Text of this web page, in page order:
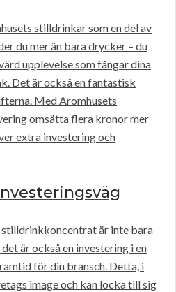
stilldrinkar som en del av
du mer än bara drycker – du
upplevelse som fångar dina
Det är också en fantastisk
Med Aromhusets
omsätta flera kronor mer
extra investering och
är inte bara
är också en investering i en
för din bransch. Detta, i
image och kan locka till sig